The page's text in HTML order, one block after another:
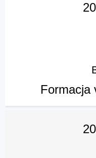
Formacja